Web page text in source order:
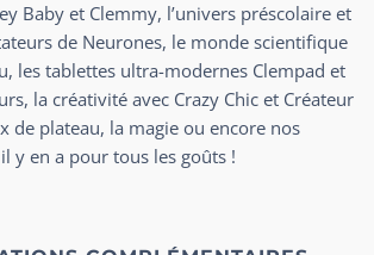
Baby et Clemmy, l’univers préscolaire et
de Neurones, le monde scientifique
les tablettes ultra-modernes Clempad et
la créativité avec Crazy Chic et Créateur
de plateau, la magie ou encore nos
y en a pour tous les goûts !